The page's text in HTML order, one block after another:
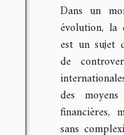
Dans un
évolution, la
est un sujet
de
des
financières,
sans